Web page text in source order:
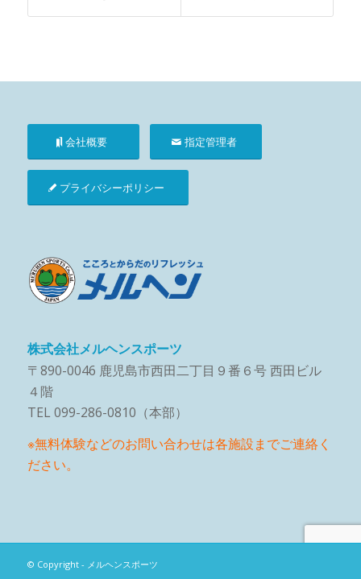
会社概要 指定管理者
プライバシーポリシー
株式会社メルヘンスポーツ
〒890-0046 鹿児島市西田二丁目９番６号 西田ビル
４階
TEL 099-286-0810（本部）
※無料体験などのお問い合わせは各施設までご連絡く
ださい。
© Copyright - メルヘンスポーツ